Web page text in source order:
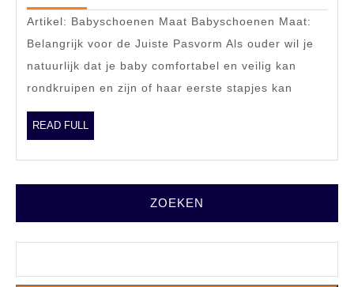
Juiste
Maat
Babyschoenen
voor
Gezonde
Artikel: Babyschoenen Maat Babyschoenen Maat:
Belangrijk voor de Juiste Pasvorm Als ouder wil je
natuurlijk dat je baby comfortabel en veilig kan
rondkruipen en zijn of haar eerste stapjes kan
READ FULL
FULL
ZOEKEN